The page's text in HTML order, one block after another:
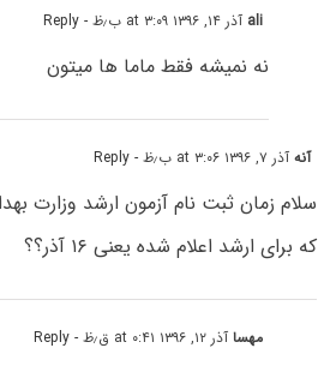
ali آذر ۱۴, ۱۳۹۶ at ۳:۰۹ ب٫ظ - Reply
نه نمیشه فقط ماما ها میتون
آنهآذر ۷, ۱۳۹۶ at ۳:۰۶ ب٫ظ - Reply
سلام زمان ثبت نام آزمون ارشد وزارت
که برای ارشد اعلام شده یعنی ۱۶ آذر؟؟
مهساآذر ۱۲, ۱۳۹۶ at ۰:۴۱ ق٫ظ - Reply